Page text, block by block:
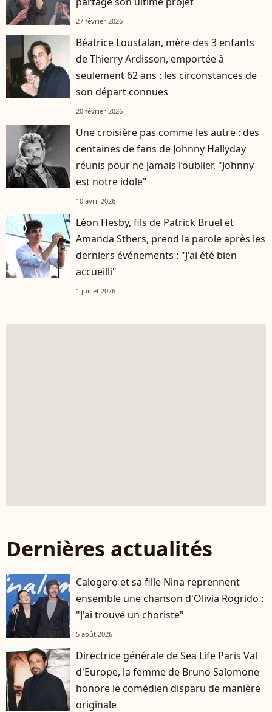
27 février 2026
Béatrice Loustalan, mère des 3 enfants
de Thierry Ardisson, emportée à
seulement 62 ans : les circonstances de
son départ connues
20 février 2026
Une croisière pas comme les autre : des
centaines de fans de Johnny Hallyday
réunis pour ne jamais l’oublier, "Johnny
est notre idole"
10 avril 2026
player2
Léon Hesby, fils de Patrick Bruel et
Amanda Sthers, prend la parole après les
derniers événements : "J'ai été bien
accueilli"
1 juillet 2026
Dernières actualités
Calogero et sa fille Nina reprennent
ensemble une chanson d'Olivia Rogrido :
"J'ai trouvé un choriste"
5 août 2026
Directrice générale de Sea Life Paris Val
d'Europe, la femme de Bruno Salomone
honore le comédien disparu de manière
originale